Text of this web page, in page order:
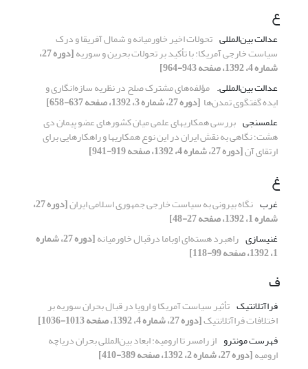
ع
عدالت بین‌المللی تحولات اخیر خاورمیانه و شمال آفریقا و درک
سیاست خارجی آمریکا: با تأکید بر تحولات بحرین و سوریه [دوره 27،
شماره 4، 1392، صفحه 943-964]
عدالت بین‌المللی.‏ مؤلفه‌های مشترک صلح در نظریه سازه‌انگاری و
‏ایده گفتگوی تمدن‌ها ‏ [دوره 27، شماره 3، 1392، صفحه 637-658]
علم‏سنجی بررسی همکاری‏های علمی میان کشورهای عضو پیمان دی‏
هشت؛ نگاهی به نقش ایران در این نوع همکاری‏ها و راهکارهایی برای
ارتقای آن[دوره 27، شماره 4، 1392، صفحه 919-941]
غ
غرب نگاه بیرونی به سیاست خارجی جمهوری اسلامی ایران [دوره 27،
شماره 1، 1392، صفحه 27-48]
غنی‏سازی راهبرد هسته‌ای اوباما درقبال خاورمیانه [دوره 27، شماره
1، 1392، صفحه 99-118]
ف
فراآتلانتیک تأثیر سیاست‌ آمریکا و اروپا در قبال بحران سوریه بر
اختلافات فراآتلانتیک[دوره 27، شماره 4، 1392، صفحه 1013-1036]
فهرست ‏مونترو از رامسر تا ارومیه: ابعاد بین‌المللی بحران دریاچه
ارومیه[دوره 27، شماره 2، 1392، صفحه 389-410]